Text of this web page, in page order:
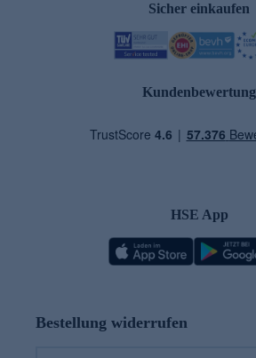
Sicher einkaufen
Kundenbewertung
HSE App
Bestellung widerrufen